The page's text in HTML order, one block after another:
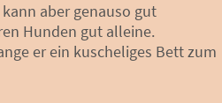
aber genauso gut
Hunden gut alleine.
er ein kuscheliges Bett zum